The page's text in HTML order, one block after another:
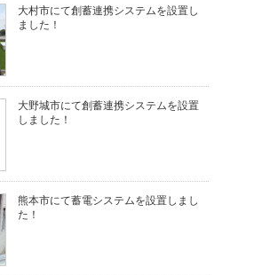
大村市にて創蓄連携システムを設置し
ました！
大野城市にて創蓄連携システムを設置
しました！
熊本市にて蓄電システムを設置しまし
た！